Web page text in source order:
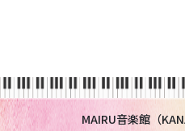
MAIRU音楽館（